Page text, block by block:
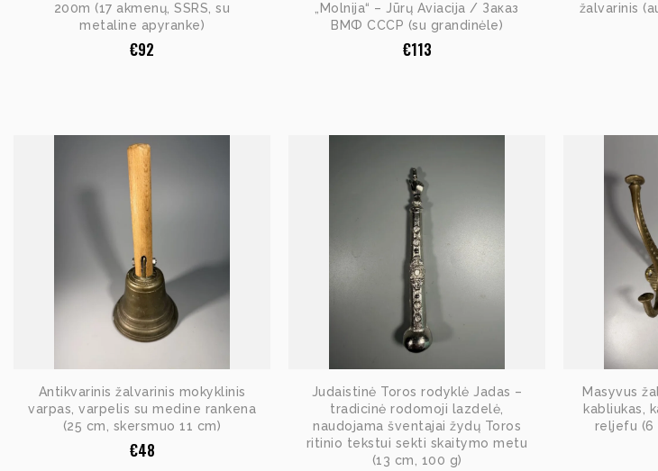
200m (17 akmenų, SSRS, su
metaline apyranke)
€92
„Molnija“ – Jūrų Aviacija / Заказ
ВМФ СССР (su grandinėle)
€113
žalvarinis
Antikvarinis žalvarinis mokyklinis
varpas, varpelis su medine rankena
(25 cm, skersmuo 11 cm)
€48
Judaistinė Toros rodyklė Jadas –
tradicinė rodomoji lazdelė,
naudojama šventajai žydų Toros
ritinio tekstui sekti skaitymo metu
(13 cm, 100 g)
Masyvus
kabliukas,
reljefu (6